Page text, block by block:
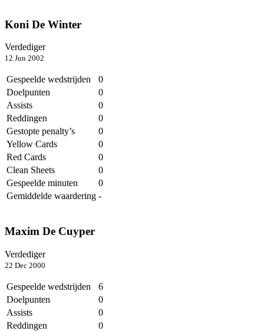
Koni De Winter
Verdediger
12 Jun 2002
Gespeelde wedstrijden
0
Doelpunten
0
Assists
0
Reddingen
0
Gestopte penalty’s
0
Yellow Cards
0
Red Cards
0
Clean Sheets
0
Gespeelde minuten
0
Gemiddelde waardering -
Maxim De Cuyper
Verdediger
22 Dec 2000
Gespeelde wedstrijden
6
Doelpunten
0
Assists
0
Reddingen
0